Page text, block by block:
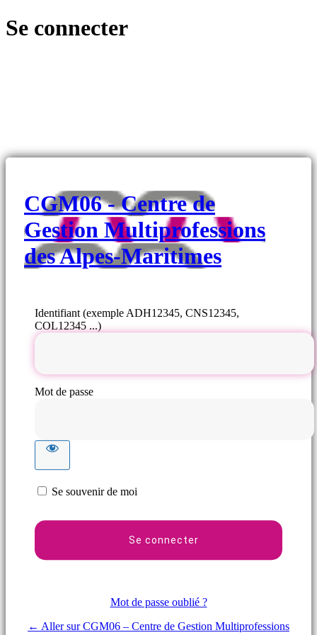
Se connecter
CGM06 - Centre de
Gestion Multiprofessions
des Alpes-Maritimes
Identifiant (exemple ADH12345, CNS12345,
COL12345 ...)
Mot de passe
Se souvenir de moi
Mot de passe oublié ?
← Aller sur CGM06 – Centre de Gestion Multiprofessions